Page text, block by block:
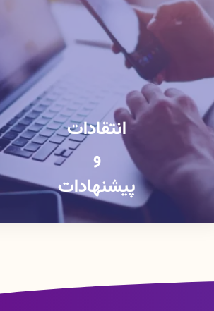
انتقادات
و
پیشنهادات